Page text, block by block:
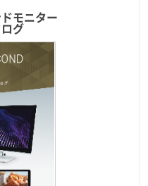
モニター
グ